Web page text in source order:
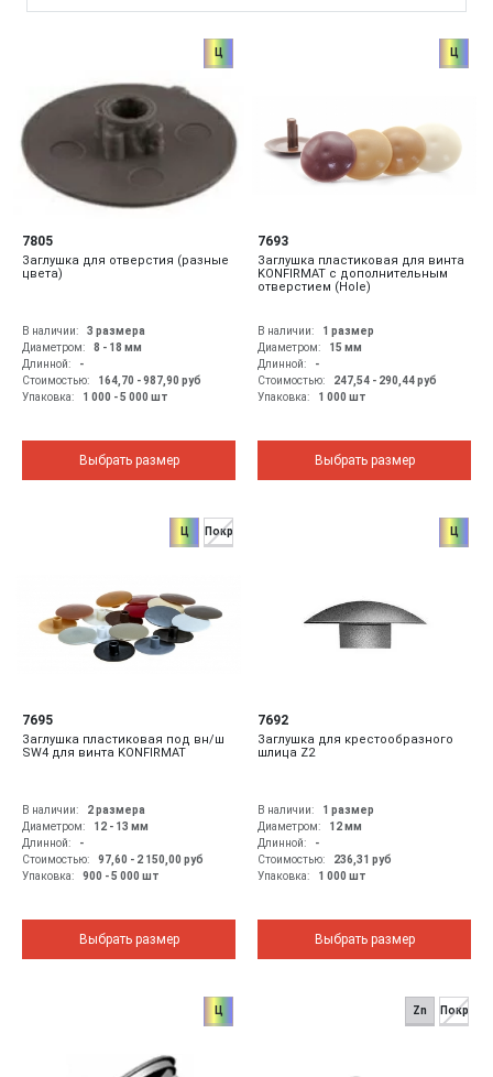
Ц
7805
Заглушка для отверстия (разные
цвета)
В наличии:
3 размера
Диаметром:
8 - 18 мм
Длинной:
-
Стоимостью:
164,70 - 987,90 руб
Упаковка:
1 000 - 5 000 шт
Выбрать размер
Ц
7693
Заглушка пластиковая для винта
KONFIRMAT с дополнительным
отверстием (Hole)
В наличии:
1 размер
Диаметром:
15 мм
Длинной:
-
Стоимостью:
247,54 - 290,44руб
Упаковка:
1 000 шт
Выбрать размер
Ц Покр
7695
Заглушка пластиковая под вн/ш
SW4 для винта KONFIRMAT
В наличии:
2 размера
Диаметром:
12 - 13 мм
Длинной:
-
Стоимостью:
97,60 - 2 150,00 руб
Упаковка:
900 - 5 000 шт
Выбрать размер
Ц
7692
Заглушка для крестообразного
шлица Z2
В наличии:
1 размер
Диаметром:
12мм
Длинной:
-
Стоимостью:
236,31 руб
Упаковка:
1 000 шт
Выбрать размер
Ц Zn Покр